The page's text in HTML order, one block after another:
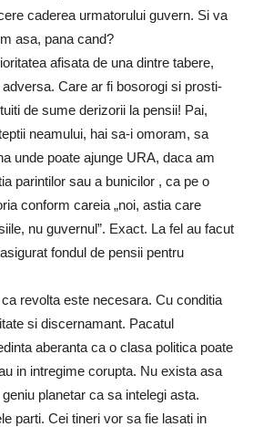
caderea urmatorului guvern. Si va
asa, pana cand?
afisata de una dintre tabere,
Care ar fi bosorogi si prosti-
de sume derizorii la pensii! Pai,
neamului, hai sa-i omoram, sa
unde poate ajunge URA, daca am
parintilor sau a bunicilor , ca pe o
conform careia „noi, astia care
nu guvernul”. Exact. La fel au facut
fondul de pensii pentru
revolta este necesara. Cu conditia
si discernamant. Pacatul
aberanta ca o clasa politica poate
in intregime corupta. Nu exista asa
planetar ca sa intelegi asta.
parti. Cei tineri vor sa fie lasati in